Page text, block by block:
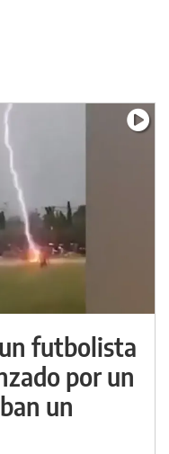
futbolista
por un
un